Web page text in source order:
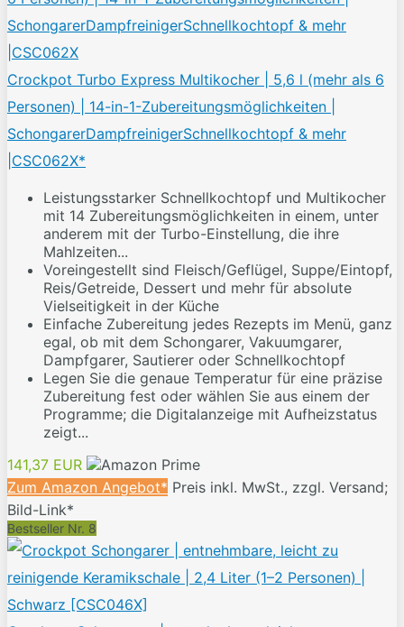
Crockpot Turbo Express Multikocher | 5,6 l (mehr als 6
Personen) | 14-in-1-Zubereitungsmöglichkeiten |
SchongarerDampfreinigerSchnellkochtopf & mehr
|CSC062X*
Leistungsstarker Schnellkochtopf und Multikocher
mit 14 Zubereitungsmöglichkeiten in einem, unter
anderem mit der Turbo-Einstellung, die ihre
Mahlzeiten...
Voreingestellt sind Fleisch/Geflügel, Suppe/Eintopf,
Reis/Getreide, Dessert und mehr für absolute
Vielseitigkeit in der Küche
Einfache Zubereitung jedes Rezepts im Menü, ganz
egal, ob mit dem Schongarer, Vakuumgarer,
Dampfgarer, Sautierer oder Schnellkochtopf
Legen Sie die genaue Temperatur für eine präzise
Zubereitung fest oder wählen Sie aus einem der
Programme; die Digitalanzeige mit Aufheizstatus
zeigt...
141,37 EUR
Zum Amazon Angebot* Preis inkl. MwSt., zzgl. Versand;
Bild-Link*
Bestseller Nr. 8